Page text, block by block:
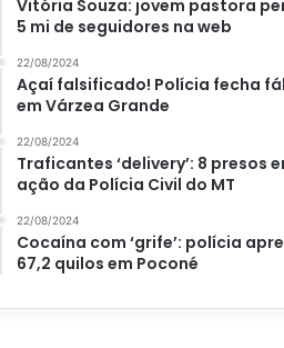
Vitória Souza: jovem pastora
5 mi de seguidores na web
22/08/2024
Açaí falsificado! Polícia fecha
em Várzea Grande
22/08/2024
Traficantes ‘delivery’: 8 presos
ação da Polícia Civil do MT
22/08/2024
Cocaína com ‘grife’: polícia
67,2 quilos em Poconé